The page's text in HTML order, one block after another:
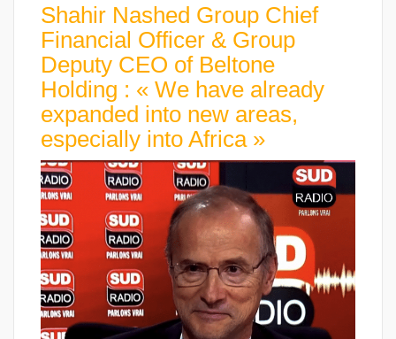
Shahir Nashed Group Chief
Financial Officer & Group
Deputy CEO of Beltone
Holding : « We have already
expanded into new areas,
especially into Africa »